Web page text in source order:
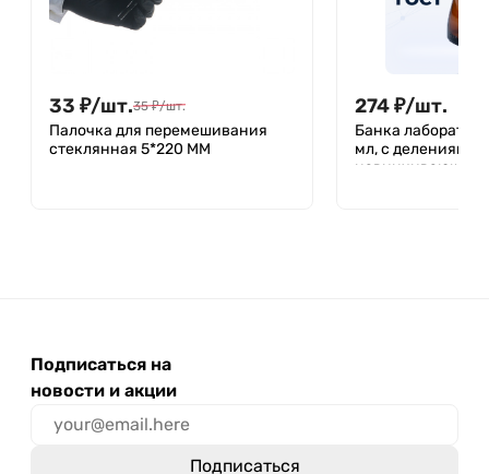
33 ₽/шт.35 ₽/шт.
Палочка для перемешивания
стеклянная 5*220 ММ
274₽/шт.
Банка
мл, с делениями,
Подписаться на
новости и акции